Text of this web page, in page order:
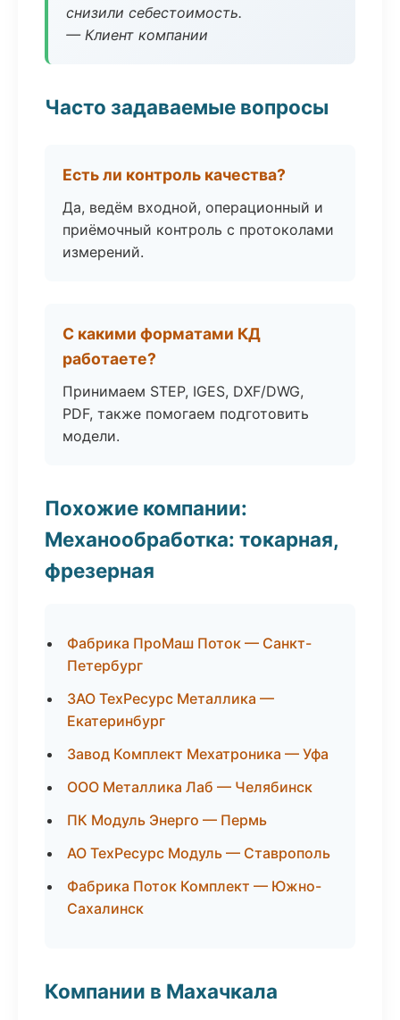
снизили себестоимость.
— Клиент компании
Часто задаваемые вопросы
Есть ли контроль качества?
Да, ведём входной, операционный и
приёмочный контроль с протоколами
измерений.
С какими форматами КД
работаете?
Принимаем STEP, IGES, DXF/DWG,
PDF, также помогаем подготовить
модели.
Похожие компании:
Механообработка: токарная,
фрезерная
Фабрика ПроМаш Поток — Санкт-
Петербург
ЗАО ТехРесурс Металлика —
Екатеринбург
Завод Комплект Мехатроника — Уфа
ООО Металлика Лаб — Челябинск
ПК Модуль Энерго — Пермь
АО ТехРесурс Модуль — Ставрополь
Фабрика Поток Комплект — Южно-
Сахалинск
Компании в Махачкала